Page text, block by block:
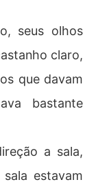
seus olhos
claro,
que davam
bastante
a sala,
estavam